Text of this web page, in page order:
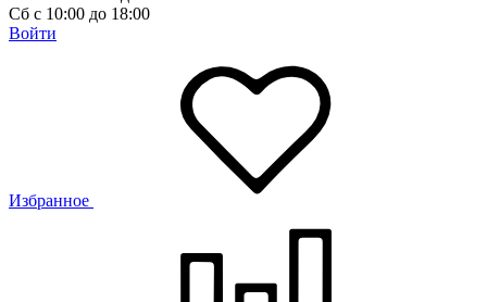
Сб с 10:00 до 18:00
Войти
Избранное